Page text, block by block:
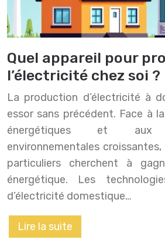
Quel appareil pour
l’électricité chez soi ?
La production d’électricité à
essor sans précédent. Face à
énergétiques et aux
environnementales
particuliers cherchent à
énergétique. Les
d’électricité domestique…
Lire la suite